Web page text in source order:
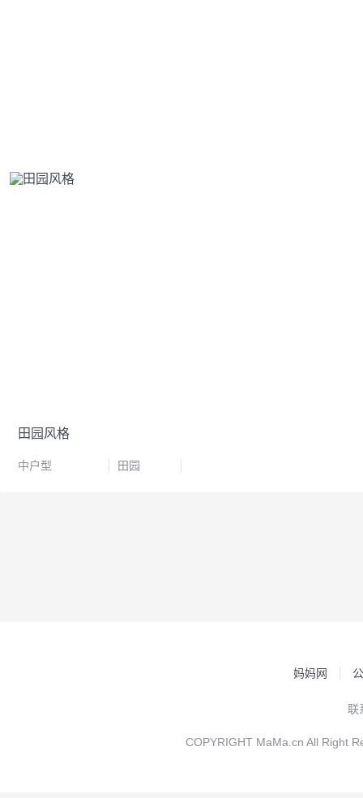
田园风格
中户型 田园
妈妈网
联
COPYRIGHT MaMa.cn All Right